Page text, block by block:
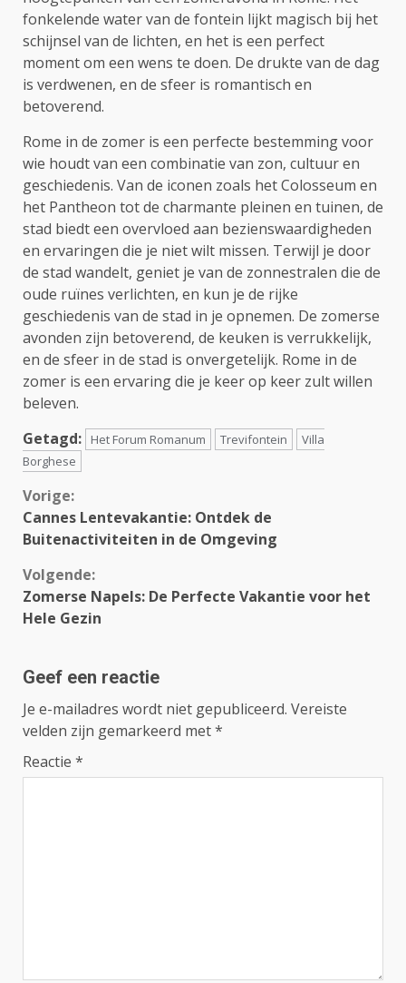
fonkelende water van de fontein lijkt magisch bij het
schijnsel van de lichten, en het is een perfect
moment om een wens te doen. De drukte van de dag
is verdwenen, en de sfeer is romantisch en
betoverend.
Rome in de zomer is een perfecte bestemming voor
wie houdt van een combinatie van zon, cultuur en
geschiedenis. Van de iconen zoals het Colosseum en
het Pantheon tot de charmante pleinen en tuinen, de
stad biedt een overvloed aan bezienswaardigheden
en ervaringen die je niet wilt missen. Terwijl je door
de stad wandelt, geniet je van de zonnestralen die de
oude ruïnes verlichten, en kun je de rijke
geschiedenis van de stad in je opnemen. De zomerse
avonden zijn betoverend, de keuken is verrukkelijk,
en de sfeer in de stad is onvergetelijk. Rome in de
zomer is een ervaring die je keer op keer zult willen
beleven.
Getagd:
Het Forum Romanum Trevifontein
Villa
Borghese
Continue
Reading
Vorige:
Cannes Lentevakantie: Ontdek de
Buitenactiviteiten in de Omgeving
Volgende:
Zomerse Napels: De Perfecte Vakantie voor het
Hele Gezin
Geef een reactie
Je e-mailadres wordt niet gepubliceerd. Vereiste
velden zijn gemarkeerd met*
Reactie *